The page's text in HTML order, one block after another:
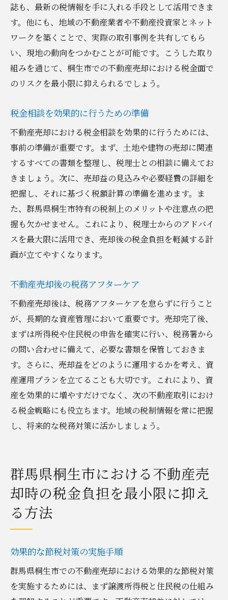
誌も、最新の税情報を手に入れる手段として活用できま
す。他にも、地域の不動産業者や不動産投資家とネット
ワークを築くことで、実際の取引事例を共有してもら
い、現地の動向をつかむことが可能です。こうした取り
組みを通じて、桐生市での不動産売却における税金面で
のリスクを最小限に抑えられるでしょう。
税金相談を効果的に行うための準備
不動産売却における税金相談を効果的に行うためには、
事前の準備が重要です。まず、土地や建物の売却に関連
するすべての書類を整理し、税理士との相談に備えてお
きましょう。次に、売却益の見込みや必要経費の詳細を
把握し、それに基づく税額計算の準備を進めます。ま
た、群馬県桐生市特有の税制上のメリットや注意点の把
握も欠かせません。これにより、税理士からのアドバイ
スを最大限に活用でき、売却後の税金負担を軽減する計
画が立てやすくなります。
不動産売却後の税務アフターケア
不動産売却後は、税務アフターケアを怠らずに行うこと
が、長期的な資産管理において重要です。売却完了後、
まずは所得税や住民税の申告を確実に行い、税務署から
の問い合わせに備えて、必要な書類を保管しておきま
す。さらに、売却益をどのように運用するかを考え、資
産運用プランを立てることも大切です。これにより、資
産を効果的に増やすだけでなく、次の不動産取引におけ
る税金戦略にも役立ちます。地域の税制情報を常に把握
し、将来的な税務対策に活かしましょう。
群馬県桐生市における不動産売
却時の税金負担を最小限に抑え
る方法
効果的な節税対策の実施手順
群馬県桐生市での不動産売却における効果的な節税対策
を実施するためには、まず譲渡所得税と住民税の仕組み